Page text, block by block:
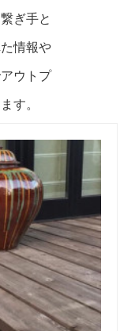
ぎ手と
情報や
ウトプ
す。